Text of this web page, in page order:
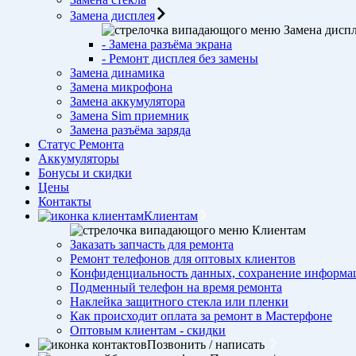
Замена дисплея
Замена
- Замена разъёма экрана
- Ремонт дисплея без замены
Замена динамика
Замена микрофона
Замена аккумулятора
Замена Sim приемник
Замена разъёма заряда
Статус Ремонта
Аккумуляторы
Бонусы и скидки
Цены
Контакты
Клиентам
Клиентам
Заказать запчасть для ремонта
Ремонт телефонов для оптовых клиентов
Конфиденциальность данных, сохранение
Подменный телефон на время ремонта
Наклейка защитного стекла или пленки
Как происходит оплата за ремонт в Мастерфоне
Оптовым клиентам - скидки
Позвонить / написать